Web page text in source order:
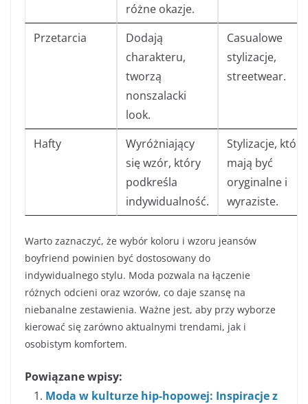
różne okazje.
Przetarcia
Dodają
charakteru,
tworzą
nonszalacki
look.
Casualowe
stylizacje,
streetwear.
Hafty
Wyróżniający
się wzór, który
podkreśla
indywidualność.
Stylizacje, które
mają być
oryginalne i
wyraziste.
Warto zaznaczyć, że wybór koloru i wzoru jeansów
boyfriend powinien być dostosowany do
indywidualnego stylu. Moda pozwala na łączenie
różnych odcieni oraz wzorów, co daje szansę na
niebanalne zestawienia. Ważne jest, aby przy wyborze
kierować się zarówno aktualnymi trendami, jak i
osobistym komfortem.
Powiązane wpisy:
Moda w kulturze hip-hopowej: Inspiracje z